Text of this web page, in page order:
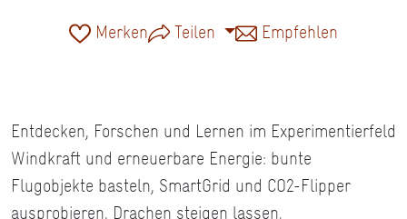
Merken Teilen Empfehlen
Entdecken, Forschen und Lernen im Experimentierfeld
Windkraft und erneuerbare Energie: bunte
Flugobjekte basteln, SmartGrid und CO2-Flipper
ausprobieren, Drachen steigen lassen.